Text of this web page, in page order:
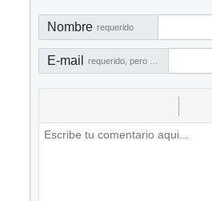
Nombre requerido
E-mail